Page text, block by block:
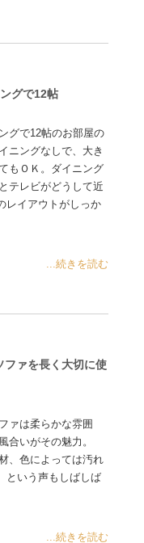
グで12帖
グで12帖のお部屋の
ニングなしで、大き
もＯＫ。ダイニング
テレビがどうして近
レイアウトがしっか
...続きを読む
ファを長く大切に使
ァは柔らかな雰囲
合いがその魅力。
、色によっては汚れ
いう声もしばしば
...続きを読む